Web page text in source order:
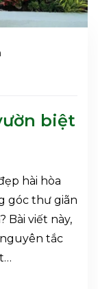
biệt
hài hòa
góc thư giãn
Bài viết này,
nguyên tắc